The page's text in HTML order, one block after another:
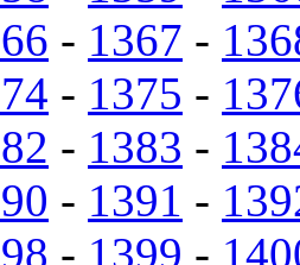
- 1367 -
- 1375 -
- 1383 -
- 1391 -
- 1399 -